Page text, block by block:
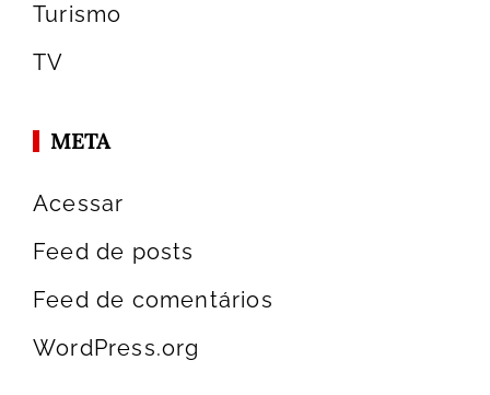
Turismo
TV
META
Acessar
Feed de posts
Feed de comentários
WordPress.org